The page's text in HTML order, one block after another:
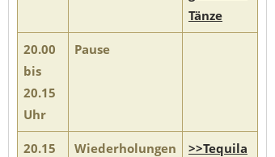
Tänze
20.00
bis
20.15
Uhr
Pause
20.15
Wiederholungen
>>Tequila